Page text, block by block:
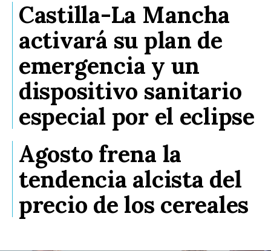
Castilla-La Mancha
activará su plan de
emergencia y un
dispositivo sanitario
especial por el eclipse
Agosto frena la
tendencia alcista del
precio de los cereales